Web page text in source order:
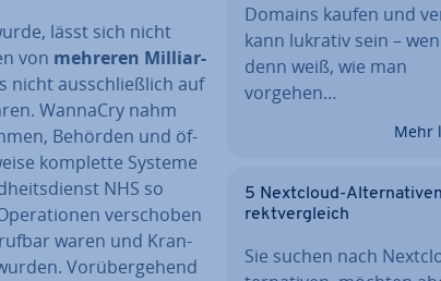
lässt sich nicht
von mehreren Mil­li­ar­
nicht aus­schließ­lich auf
WannaCry nahm
Behörden und öf­
komplette Systeme
NHS so
ver­scho­ben
waren und Kran­
Vor­über­ge­hend
Domains kaufen und
kann lukrativ sein –
denn weiß, wie man
vorgehen…
Mehr
5 Nextcloud-
rekt­ver­gleich
Sie suchen nach